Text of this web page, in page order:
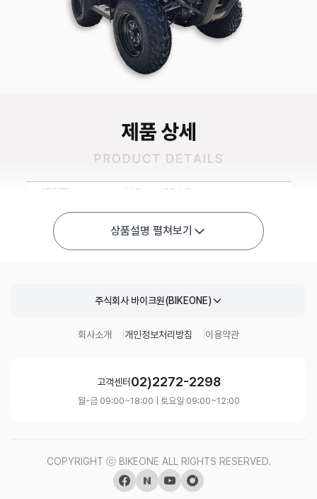
상품설명 펼쳐보기
주식회사 바이크원(BIKEONE)
회사소개 개인정보처리방침 이용약관
고객센터 02)2272-2298
월-금 09:00~18:00 | 토요일 09:00~12:00
COPYRIGHT ⓒ BIKEONE ALL RIGHTS RESERVED.